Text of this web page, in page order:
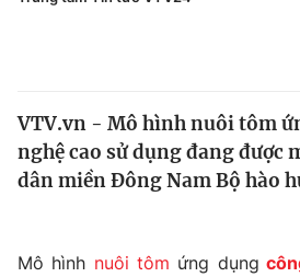
Thế giới
Thế giới đó đây
VTV.vn - Mô hình nuôi tôm
nghệ cao sử dụng đang được
dân miền Đông Nam Bộ hào
Mô hình nuôi tôm ứng dụng